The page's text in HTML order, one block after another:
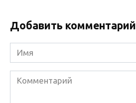
Добавить комментарий
Имя
Комментарий